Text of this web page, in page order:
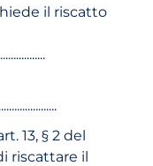
il riscatto
13, § 2 del
riscattare il